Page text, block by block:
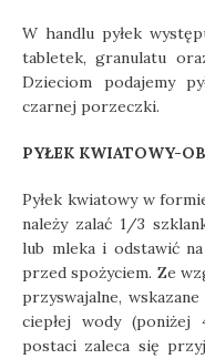
W handlu pyłek
tabletek, granulatu
Dzieciom podajemy
czarnej porzeczki.
PYŁEK KWIATOWY-
Pyłek kwiatowy w
należy zalać 1/3
lub mleka i odstawić
przed spożyciem. Ze
przyswajalne,
ciepłej wody
postaci zaleca się